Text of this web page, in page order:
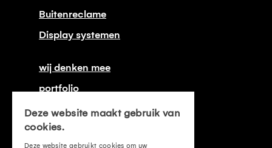
Buitenreclame
Display systemen
wij denken mee
portfolio
onze certificeringen
contact
Deze website maakt gebruik van
cookies.
Deze website gebruikt cookies om uw